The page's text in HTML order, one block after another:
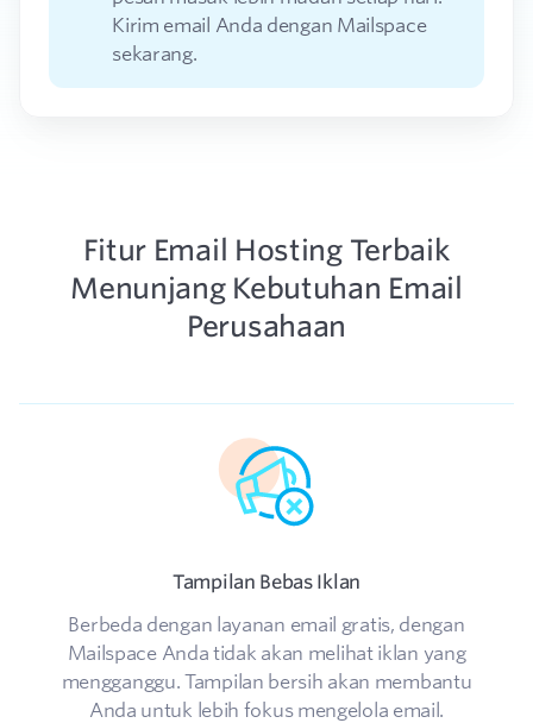
Kirim email Anda dengan Mailspace
sekarang.
Fitur Email Hosting Terbaik
Menunjang Kebutuhan Email
Perusahaan
Tampilan Bebas Iklan
Berbeda dengan layanan email gratis, dengan
Mailspace Anda tidak akan melihat iklan yang
mengganggu. Tampilan bersih akan membantu
Anda untuk lebih fokus mengelola email.